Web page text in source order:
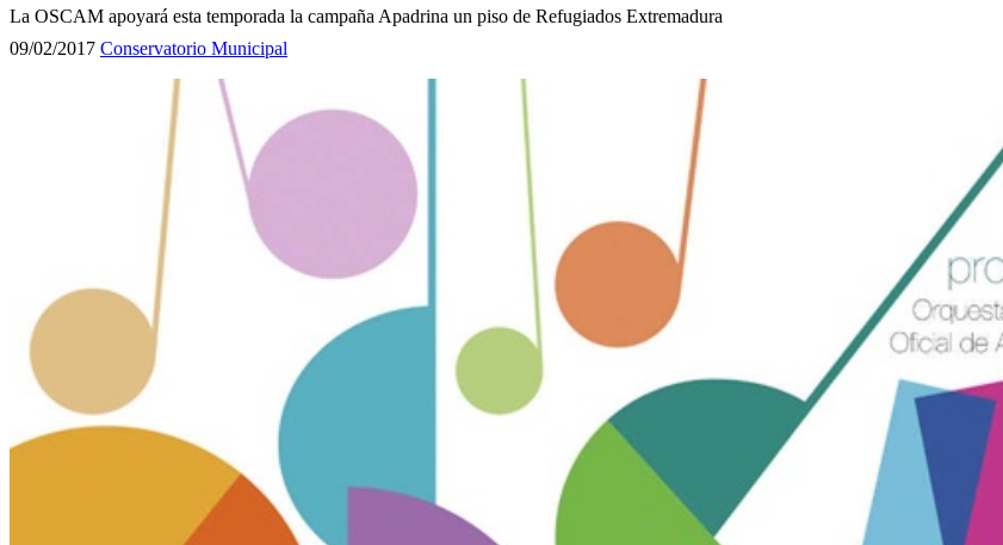
La OSCAM apoyará esta temporada la campaña Apadrina un piso de Refugiados Extremadura
09/02/2017 Conservatorio Municipal